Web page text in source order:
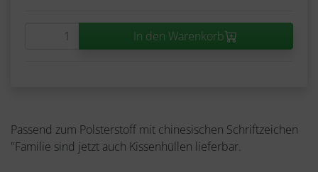
In den Warenkorb
Passend zum Polsterstoff mit chinesischen Schriftzeichen
"Familie sind jetzt auch Kissenhüllen lieferbar.